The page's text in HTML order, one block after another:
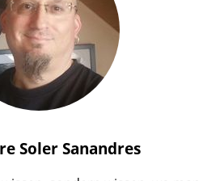
Soler Sanandres